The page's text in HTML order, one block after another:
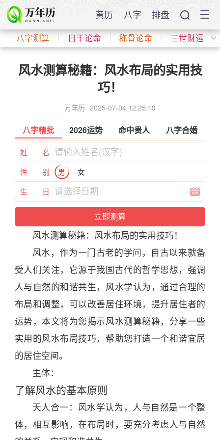
黄历 八字 排盘
八字测算 日干论命 称骨论命 三世财运
风水测算秘籍：风水布局的实用技
巧！
万年历 2025-07-04 12:25:19
八字精批 2026运势 命中贵人 八字合婚
姓 名
性 别
男
女
生 日
风水测算秘籍： 风水布局的实用技巧！
风水，作为一门古老的学问，自古以来就备
受人们关注，它源于我国古代的哲学思想，强调
人与 自然的和谐共生， 风水学认为，通过合理的
布局和调整，可以改善居住环境，提升居住者的
运势，本文将为您揭示风水测算秘籍， 分享一些
实用的风水布局技巧，帮助您打造一个和谐宜居
的居住空间。
主体：
了解风水的基本原则
天人合一： 风水学认为，人与自然是一个整
体，相互影响，在布局时，要充分考虑人与 自然